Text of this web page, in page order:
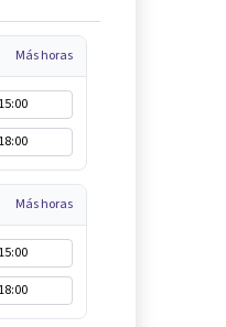
Más horas
15:00
18:00
Más horas
15:00
18:00